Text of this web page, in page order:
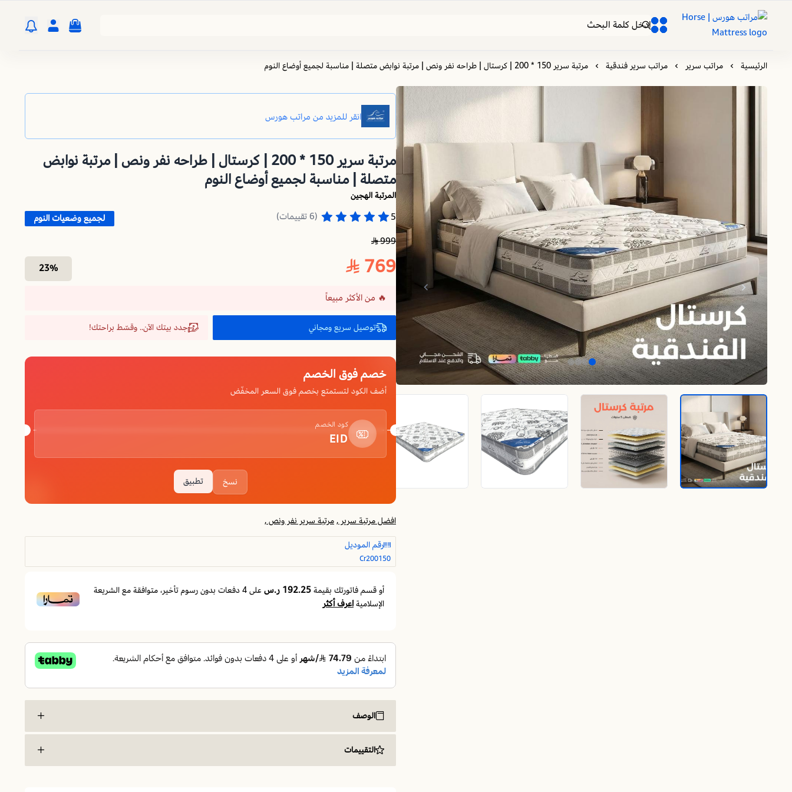
مراتب هورس | Horse Mattress
0
0
الرئيسية مراتب سرير مراتب سرير فندقية مرتبة سرير 150 * 200 | كرستال | طراحه نفر ونص | مرتبة نوابض متصلة | مناسبة لجميع أوضاع النوم
مرتبة سرير 150 * 200 | كرستال | طراحه نفر ونص | مرتبة نوابض
متصلة | مناسبة لجميع أوضاع النوم
المرتبة الهجين
5 (6 تقييمات)
لجميع وضعيات النوم
999
769
23%
🔥 من الأكثر مبيعاً
توصيل سريع ومجاني جدد بيتك الآن.. وقسّط براحتك!
خصم فوق الخصم
أضف الكود لتستمتع بخصم فوق السعر المخفّض
كود الخصم
EID
نسخ تطبيق
افضل مرتبة سرير ,مرتبة سرير نفر ونص ,
رقم الموديل
Cr200150
أو قسم فاتورتك بقيمة192.25 ر.س على4دفعات بدون رسوم تأخير، متوافقة مع الشريعة
الإسلاميةاعرف أكثر
الوصف
إذا كنت تبحث عن مرتبة تمنحك راحة متوازنة مهما تغيّرت وضعية نومك، فمرتبة كرستال 150×200 صُممت
التقييمات